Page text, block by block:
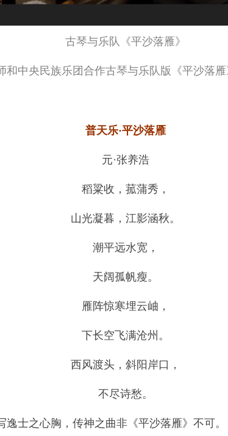
古琴与乐队《平沙落雁》
中央民族乐团合作古琴与乐队版《平沙落雁
普天乐·平沙落雁
元·张养浩
稻粱收，菰蒲秀，
山光凝暮，江影涵秋。
潮平远水宽，
天阔孤帆瘦。
雁阵惊寒埋云岫，
下长空飞满沧州。
西风渡头，斜阳岸口，
不尽诗愁。
士之心胸，传神之曲非《平沙落雁》不可。